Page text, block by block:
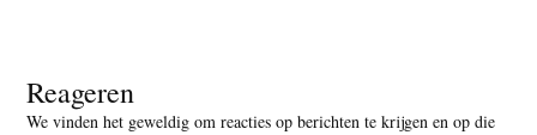
Reageren
We vinden het geweldig om reacties op berichten te krijgen en op die